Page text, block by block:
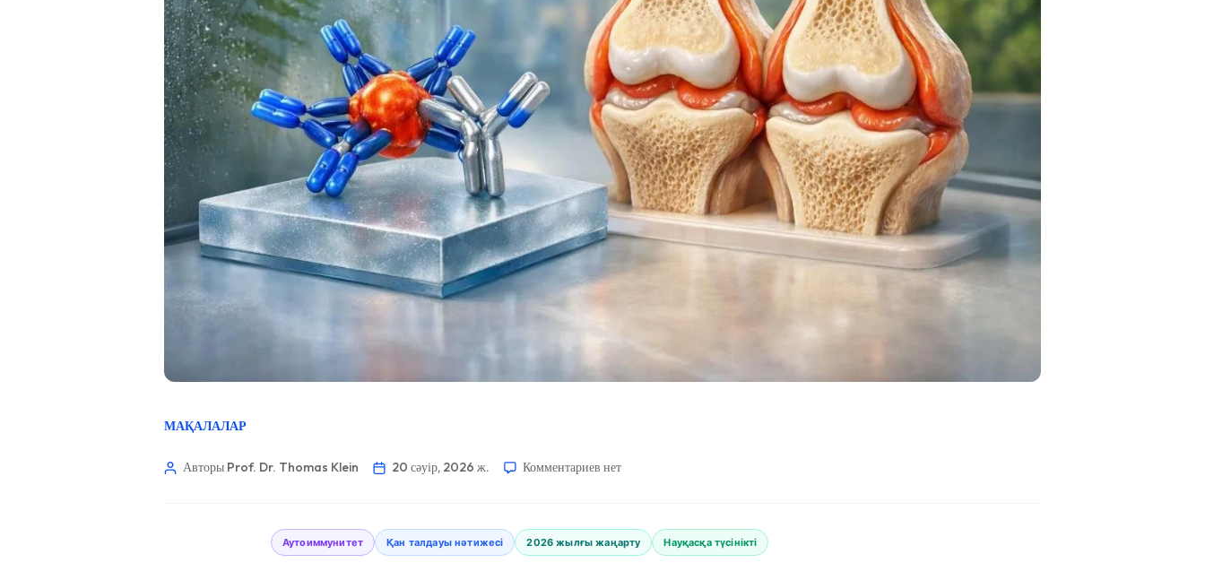
МАҚАЛАЛАР
Авторы Prof. Dr. Thomas Klein 20 сәуір, 2026 ж. Комментариев нет
Аутоиммунитет Қан талдауы нәтижесі 2026 жылғы жаңарту Науқасқа түсінікті